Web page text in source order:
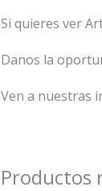
Si quieres ver
Danos la
Ven a nuestras
Productos